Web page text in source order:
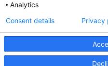
CGTCatalunya
Analytics
Consent details Privacy